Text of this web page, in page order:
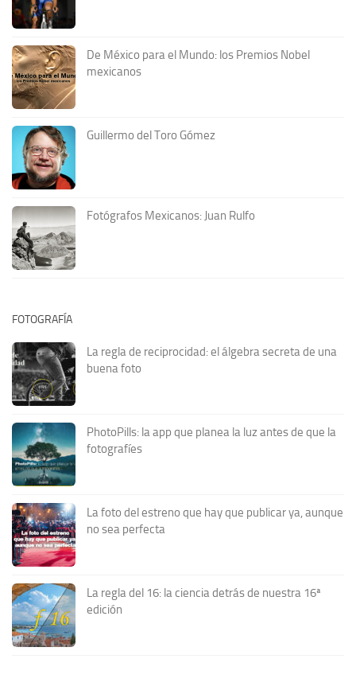
De México para el Mundo: los Premios Nobel
mexicanos
Guillermo del Toro Gómez
Fotógrafos Mexicanos: Juan Rulfo
FOTOGRAFÍA
La regla de reciprocidad: el álgebra secreta de una
buena foto
PhotoPills: la app que planea la luz antes de que la
fotografíes
La foto del estreno que hay que publicar ya, aunque
no sea perfecta
La regla del 16: la ciencia detrás de nuestra 16ª
edición